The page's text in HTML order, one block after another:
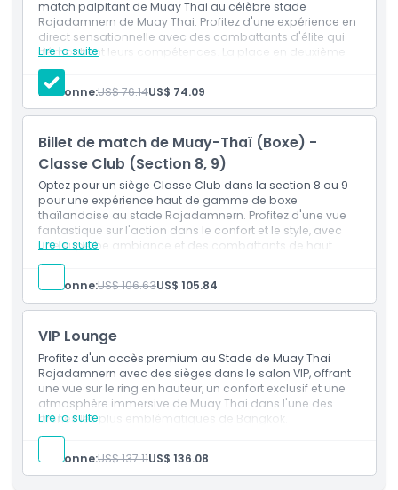
soirée pleine d'énergie, de passion et de moments
inoubliables. Ne manquez pas votre chance de faire partie
de cette expérience incroyable. Réservez vos billets
maintenant et préparez-vous à libérer votre guerrier
intérieur !
Points forts
Inclus
Politique enfant/adulte
Exclus
Heures d'ouverture
À savoir
Emplacement
match palpitant de Muay Thai au célèbre stade
Rajadamnern de Muay Thai. Profitez d'une expérience en
direct sensationnelle avec des combattants d'élite qui
démontrent leurs compétences. La place en deuxième
catégorie offre de superbes vues et une atmosphère
inoubliable pour une expérience authentique de boxe
thaïlandaise.
Lire la suite
Inclusions
Personne:US$ 76.14US$ 74.09
Billet de match de Muay-Thaï (Boxe) -
Classe Club (Section 8, 9)
Optez pour un siège Classe Club dans la section 8 ou 9
pour une expérience haut de gamme de boxe
thaïlandaise au stade Rajadamnern. Profitez d'une vue
fantastique sur l'action dans le confort et le style, avec
une superbe ambiance et des combattants de haut
niveau. Ce siège exclusif garantit une expérience
Lire la suite
Personne:US$ 106.63US$ 105.84
VIP Lounge
Profitez d'un accès premium au Stade de Muay Thai
Rajadamnern avec des sièges dans le salon VIP, offrant
une vue sur le ring en hauteur, un confort exclusif et une
atmosphère immersive de Muay Thai dans l'une des
arènes les plus emblématiques de Bangkok.
Lire la suite
Personne:US$ 137.11US$ 136.08